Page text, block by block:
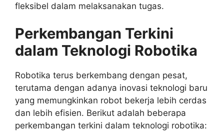
fleksibel dalam melaksanakan tugas.
Perkembangan Terkini
dalam Teknologi Robotika
Robotika terus berkembang dengan pesat,
terutama dengan adanya inovasi teknologi baru
yang memungkinkan robot bekerja lebih cerdas
dan lebih efisien. Berikut adalah beberapa
perkembangan terkini dalam teknologi robotika: